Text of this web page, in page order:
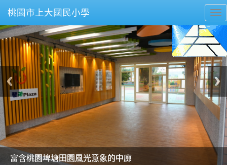
桃園市上大國民小學
美麗的操場是我們活力的來源
美麗的操場是我們活力的來源
煥然一新的小司令台
煥然一新的小司令台
富含桃園埤塘田園風光意象的中廊
富含桃園埤塘田園風光意象的中廊
嶄新的中庭廣場
嶄新的中庭廣場
水生池生生不息
水生池生生不息